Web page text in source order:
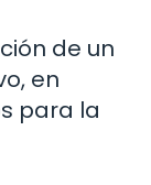
de un
en
para la